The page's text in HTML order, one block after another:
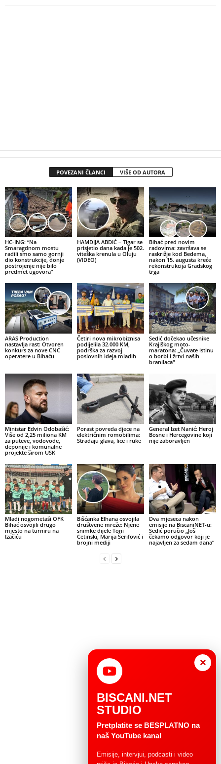
POVEZANI ČLANCI VIŠE OD AUTORA
HC-ING: “Na
Smaragdnom mostu
radili smo samo gornji
dio konstrukcije, donje
postrojenje nije bilo
predmet ugovora”
HAMDIJA ABDIĆ – Tigar se
prisjetio dana kada je 502.
viteška krenula u Oluju
(VIDEO)
Bihać pred novim
radovima: završava se
raskrižje kod Bedema,
nakon 15. augusta kreće
rekonstrukcija Gradskog
trga
ARAS Production
nastavlja rast: Otvoren
konkurs za nove CNC
operatere u Bihaću
Četiri nova mikrobiznisa
podijelila 32.000 KM,
podrška za razvoj
poslovnih ideja mladih
Sedić dočekao učesnike
Krajiškog moto-
maratona: „Čuvate istinu
o borbi i žrtvi naših
branilaca“
Ministar Edvin Odobašić:
Više od 2,25 miliona KM
za puteve, vodovode,
deponije i komunalne
projekte širom USK
Porast povreda djece na
električnim romobilima:
Stradaju glava, lice i ruke
General Izet Nanić: Heroj
Bosne i Hercegovine koji
nije zaboravljen
Mladi nogometaši OFK
Bihać osvojili drugo
mjesto na turniru na
Izačiću
Bišćanka Elhana osvojila
društvene mreže: Njene
snimke dijele Toni
Cetinski, Marija Šerifović i
brojni mediji
Dva mjeseca nakon
emisije na BiscaniNET-u:
Sedić poručio „Još
čekamo odgovor koji je
najavljen za sedam dana“
×
BISCANI.NET
STUDIO
Pretplatite se BESPLATNO na
naš YouTube kanal
Emisije, intervjui, podcasti i video